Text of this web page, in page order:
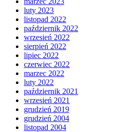
luty 2023
listopad 2022
październik 2022
wrzesień 2022
sierpień 2022
lipiec 2022
czerwiec 2022
marzec 2022
luty 2022
październik 2021
wrzesień 2021
grudzień 2019
grudzień 2004
listopad 2004